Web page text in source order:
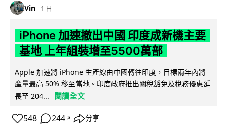
Vin 1 日
iPhone 加速撤出中國 印度成新機主要
基地 上年組裝增至5500萬部
Apple 加速將 iPhone 生產線由中國轉往印度，目標兩年內將
產量最高 50% 移至當地。印度政府推出關稅豁免及稅務優惠延
長至 204...
閱讀全文
548 244 ↗ 分享